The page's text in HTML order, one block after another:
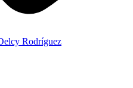
Rodríguez